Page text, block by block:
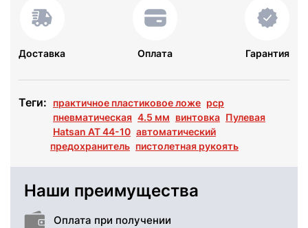
Доставка Оплата Гарантия
Теги: практичное пластиковое ложе pcp
пневматическая 4.5 мм винтовка Пулевая
Hatsan AT 44-10 автоматический
предохранитель пистолетная рукоять
Наши преимущества
Оплата при получении